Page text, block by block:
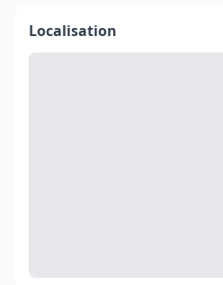
Localisation